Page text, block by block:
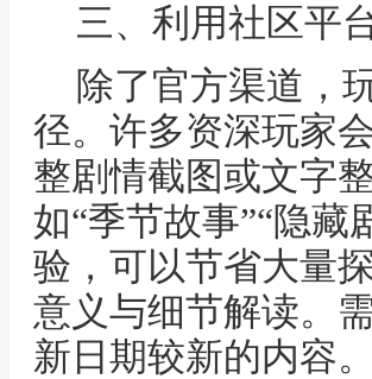
三、利用社区平
除了官方渠道，
径。许多资深玩家
整剧情截图或文字
如“季节故事”“隐藏
验，可以节省大量
意义与细节解读。
新日期较新的内容。